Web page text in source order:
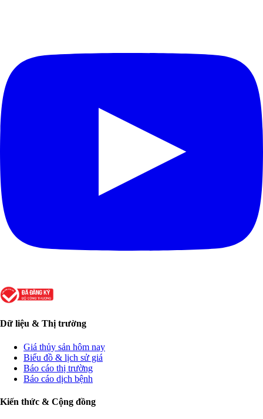
Dữ liệu & Thị trường
Giá thủy sản hôm nay
Biểu đồ & lịch sử giá
Báo cáo thị trường
Báo cáo dịch bệnh
Kiến thức & Cộng đồng